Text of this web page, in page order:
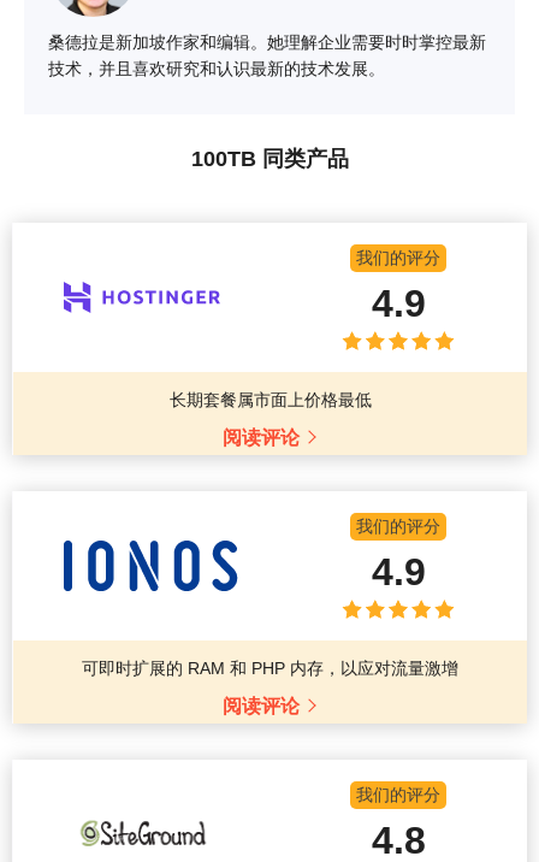
桑德拉是新加坡作家和编辑。她理解企业需要时时掌控最新
技术，并且喜欢研究和认识最新的技术发展。
100TB 同类产品
我们的评分
4.9
长期套餐属市面上价格最低
阅读评论
我们的评分
4.9
可即时扩展的 RAM 和 PHP 内存，以应对流量激增
阅读评论
我们的评分
4.8